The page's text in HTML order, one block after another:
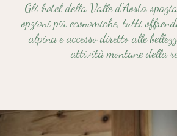
Gli hotel della Valle d’Aosta
opzioni più economiche, tutti
alpina e accesso diretto alle
attività montane della